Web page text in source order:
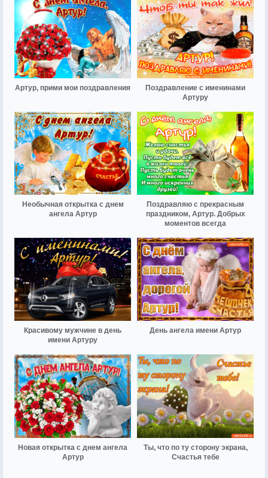
Артур, прими мои поздравления
Поздравление с именинами
Артуру
Необычная открытка с днем
ангела Артур
Поздравляю с прекрасным
праздником, Артур. Добрых
моментов всегда
Красивому мужчине в день
имени Артуру
День ангела имени Артур
Новая открытка с днем ангела
Артур
Ты, что по ту сторону экрана,
Счастья тебе